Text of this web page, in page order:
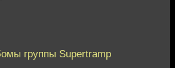
группы Supertramp